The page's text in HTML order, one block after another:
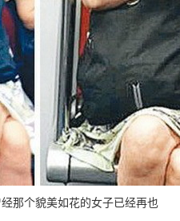
那个貌美如花的女子已经再也